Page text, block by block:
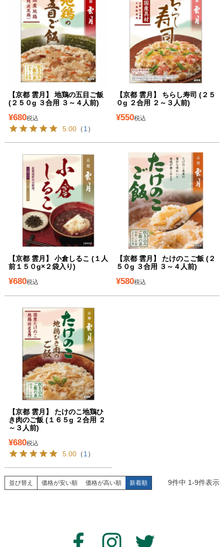
【京都 雲月】 地鶏の五目ご飯
(２５０g ３合用 ３～４人前)
¥680税込
5.00（1 ）
【京都 雲月】 ちらし寿司 (２５
０g ２合用 ２～３人前)
¥550税込
【京都 雲月】 小倉しるこ (１人
前１５０g×２袋入り)
¥680税込
【京都 雲月】 たけのこご飯 (２
５０g ３合用 ３～４人前)
¥580税込
【京都 雲月】 たけのこ地鶏ひ
き肉のご飯 (１６５g ２合用 ２
～３人前)
¥680税込
5.00（1 ）
並び替え 価格が安い順 価格が高い順 新着順 9件中 1-9件表示